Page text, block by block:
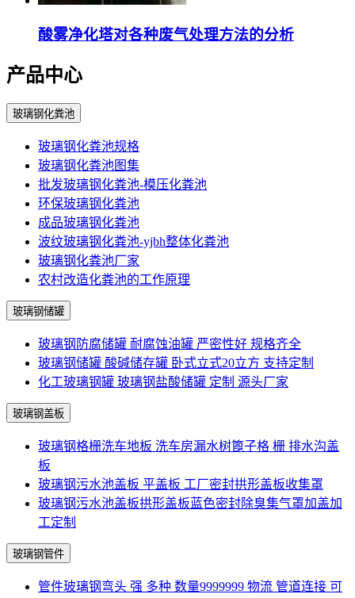
酸雾净化塔对各种废气处理方法的分析
产品中心
玻璃钢化粪池
玻璃钢化粪池规格
玻璃钢化粪池图集
批发玻璃钢化粪池-模压化粪池
环保玻璃钢化粪池
成品玻璃钢化粪池
波纹玻璃钢化粪池-yjbh整体化粪池
玻璃钢化粪池厂家
农村改造化粪池的工作原理
玻璃钢储罐
玻璃钢防腐储罐 耐腐蚀油罐 严密性好 规格齐全
玻璃钢储罐 酸碱储存罐 卧式立式20立方 支持定制
化工玻璃钢罐 玻璃钢盐酸储罐 定制 源头厂家
玻璃钢盖板
玻璃钢格栅洗车地板 洗车房漏水树篦子格 栅 排水沟盖
板
玻璃钢污水池盖板 平盖板 工厂密封拱形盖板收集罩
玻璃钢污水池盖板拱形盖板蓝色密封除臭集气罩加盖加
工定制
玻璃钢管件
管件玻璃钢弯头 强 多种 数量9999999 物流 管道连接 可